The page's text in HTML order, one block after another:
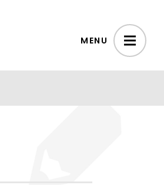
MENU